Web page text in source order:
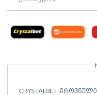
CRYSTALBET ეროვნული